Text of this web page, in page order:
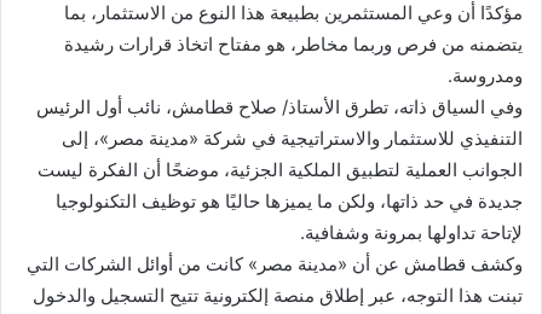
مؤكدًا أن وعي المستثمرين بطبيعة هذا النوع من الاستثمار، بما
يتضمنه من فرص وربما مخاطر، هو مفتاح اتخاذ قرارات رشيدة
ومدروسة.
وفي السياق ذاته، تطرق الأستاذ/ صلاح قطامش، نائب أول الرئيس
التنفيذي للاستثمار والاستراتيجية في شركة «مدينة مصر»، إلى
الجوانب العملية لتطبيق الملكية الجزئية، موضحًا أن الفكرة ليست
جديدة في حد ذاتها، ولكن ما يميزها حاليًا هو توظيف التكنولوجيا
لإتاحة تداولها بمرونة وشفافية.
وكشف قطامش عن أن «مدينة مصر» كانت من أوائل الشركات التي
تبنت هذا التوجه، عبر إطلاق منصة إلكترونية تتيح التسجيل والدخول